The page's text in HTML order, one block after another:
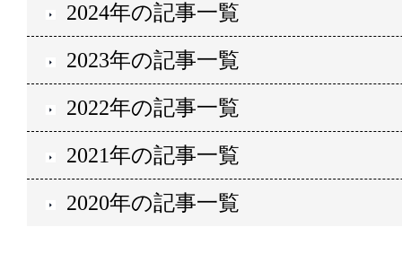
2024年の記事一覧
2023年の記事一覧
2022年の記事一覧
2021年の記事一覧
2020年の記事一覧